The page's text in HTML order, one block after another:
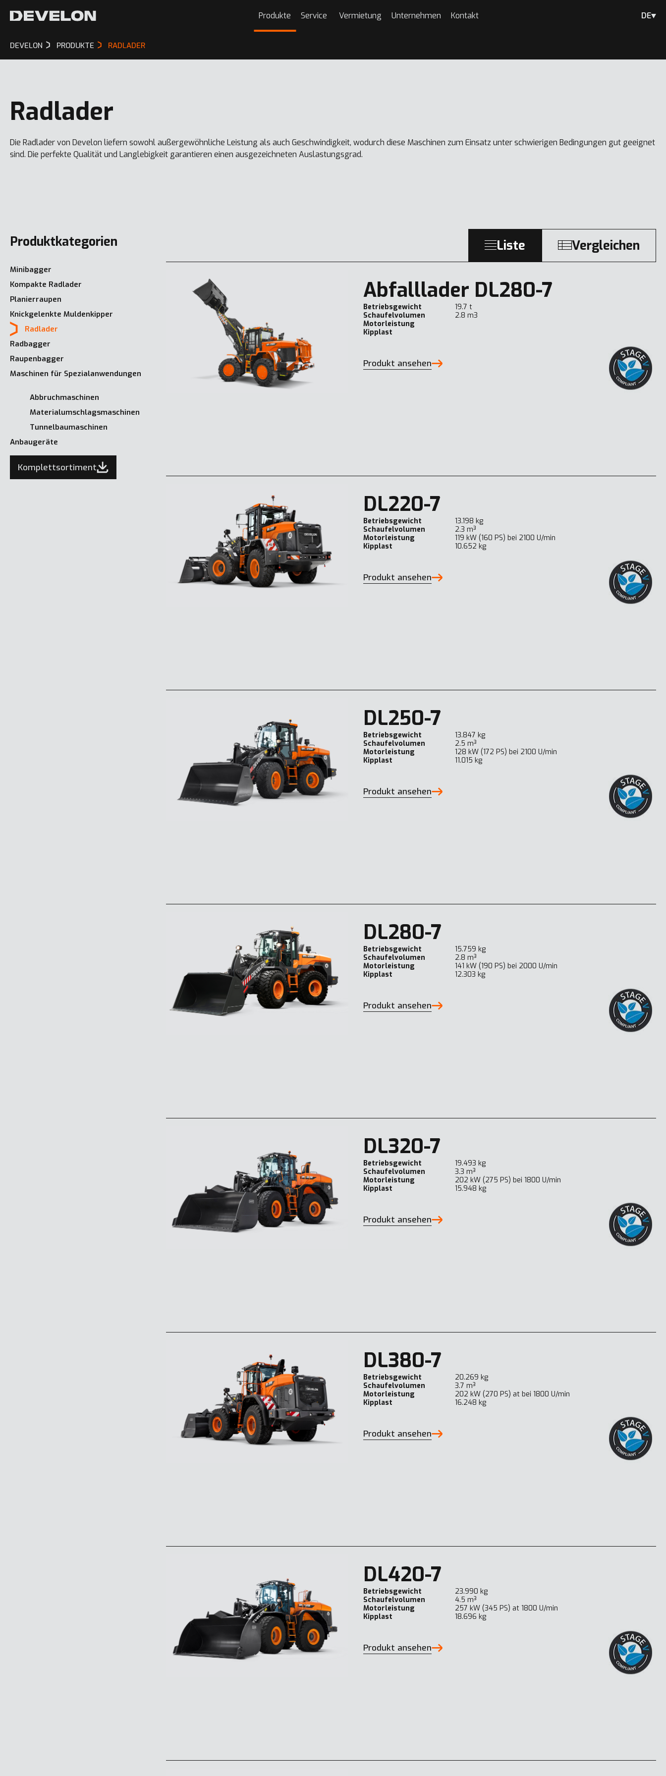
Produkte Service Vermietung Unternehmen Kontakt DE
DEVELON PRODUKTE RADLADER
Radlader
Die Radlader von Develon liefern sowohl außergewöhnliche Leistung als auch Geschwindigkeit, wodurch diese Maschinen zum Einsatz unter schwierigen Bedingungen gut geeignet
sind. Die perfekte Qualität und Langlebigkeit garantieren einen ausgezeichneten Auslastungsgrad.
Liste Vergleichen
Abfalllader DL280-7
Betriebsgewicht
19.7 t
Schaufelvolumen
2.8 m3
Motorleistung
Kipplast
Produkt ansehen
DL220-7
Betriebsgewicht
13.198 kg
Schaufelvolumen
2.3 m³
Motorleistung
119 kW (160 PS) bei 2100 U/min
Kipplast
10.652 kg
Produkt ansehen
DL250-7
Betriebsgewicht
13.847 kg
Schaufelvolumen
2.5 m³
Motorleistung
128 kW (172 PS) bei 2100 U/min
Kipplast
11.015 kg
Produkt ansehen
DL280-7
Betriebsgewicht
15.759 kg
Schaufelvolumen
2.8 m³
Motorleistung
141 kW (190 PS) bei 2000 U/min
Kipplast
12.303 kg
Produkt ansehen
DL320-7
Betriebsgewicht
19.493 kg
Schaufelvolumen
3.3 m³
Motorleistung
202 kW (275 PS) bei 1800 U/min
Kipplast
15.948 kg
Produkt ansehen
DL380-7
Betriebsgewicht
20.269 kg
Schaufelvolumen
3.7 m³
Motorleistung
202 kW (270 PS) at bei 1800 U/min
Kipplast
16.248 kg
Produkt ansehen
DL420-7
Betriebsgewicht
23.990 kg
Schaufelvolumen
4.5 m³
Motorleistung
257 kW (345 PS) at 1800 U/min
Kipplast
18.696 kg
Produkt ansehen
Produktkategorien
Minibagger
Kompakte Radlader
Planierraupen
Knickgelenkte Muldenkipper
Radlader
Radbagger
Raupenbagger
Maschinen für Spezialanwendungen
Abbruchmaschinen
Materialumschlagsmaschinen
Tunnelbaumaschinen
Anbaugeräte
Komplettsortiment